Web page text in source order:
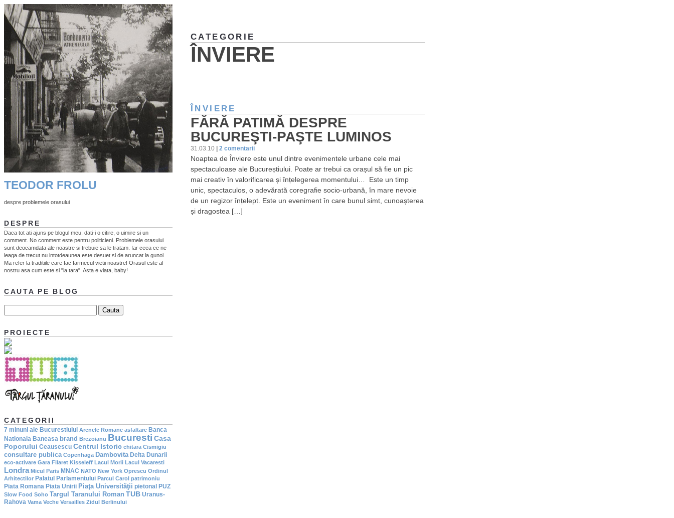
CATEGORIE
ÎNVIERE
ÎNVIERE
FĂRĂ PATIMĂ DESPRE
BUCUREŞTI-PAŞTE LUMINOS
31.03.10 2 comentarii
Noaptea de Înviere este unul dintre evenimentele urbane cele mai
spectaculoase ale Bucureștiului. Poate ar trebui ca orașul să fie un pic
mai creativ în valorificarea și înțelegerea momentului… Este un timp
unic, spectaculos, o adevărată coregrafie socio-urbană, în mare nevoie
de un regizor înțelept. Este un eveniment în care bunul simt, cunoașterea
și dragostea […]
TEODOR FROLU
despre problemele orasului
DESPRE
Daca tot ati ajuns pe blogul meu, dati-i o citire, o uimire si un
comment. No comment este pentru politicieni. Problemele orasului
sunt deocamdata ale noastre si trebuie sa le tratam. Iar ceea ce ne
leaga de trecut nu intotdeaunea este desuet si de aruncat la gunoi.
Ma refer la traditiile care fac farmecul vietii noastre! Orasul este al
nostru asa cum este si "la tara". Asta e viata, baby!
CAUTA PE BLOG
PROIECTE
CATEGORII
7 minuni ale Bucurestiului Arenele Romane asfaltare Banca
Nationala Baneasa brand Brezoianu Bucuresti Casa
Poporului Ceausescu Centrul Istoric chitara Cismigiu
consultare publica Copenhaga Dambovita Delta Dunarii
eco-activare Gara Filaret Kisseleff Lacul Morii Lacul Vacaresti
Londra Micul Paris MNAC NATO New York Oprescu Ordinul
Arhitectilor Palatul Parlamentului Parcul Carol patrimoniu
Piata Romana Piata Unirii Piaţa Universităţii pietonal PUZ
Slow Food Soho Targul Taranului Roman TUB Uranus-
Rahova Vama Veche Versailles Zidul Berlinului